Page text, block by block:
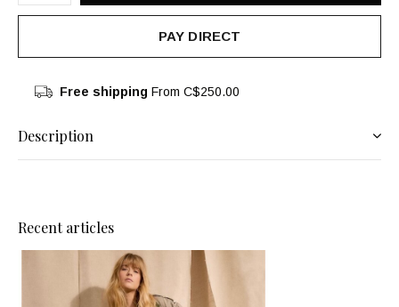
PAY DIRECT
Free shipping From C$250.00
Description
Recent articles